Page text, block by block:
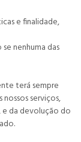
e finalidade,
nenhuma das
terá sempre
serviços,
e da devolução do